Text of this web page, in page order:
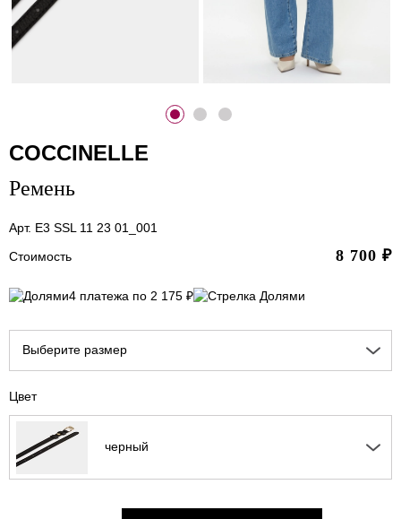
COCCINELLE
Ремень
Арт. E3 SSL 11 23 01_001
Стоимость
8 700 ₽
4 платежа по 2 175 ₽
Выберите размер
Цвет
черный